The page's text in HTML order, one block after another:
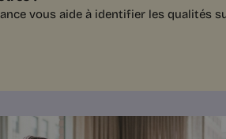
vous aide à identifier les qualités